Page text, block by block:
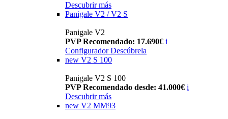
Descubrir más
Panigale V2 / V2 S
Panigale V2
PVP Recomendado: 17.690€ i
Configurador Descúbrela
new V2 S 100
Panigale V2 S 100
PVP Recomendado desde: 41.000€ i
Descubrir más
new V2 MM93